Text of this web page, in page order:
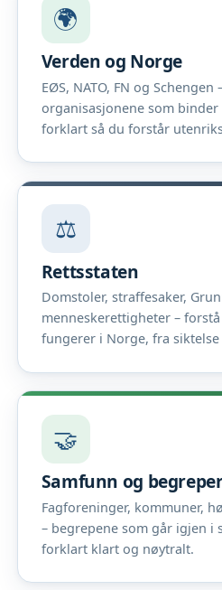
🌍
Verden og Norge
EØS, NATO, FN og Schengen
organisasjonene som
forklart så du forstår
⚖️
Rettsstaten
Domstoler, straffesaker,
menneskerettigheter –
fungerer i Norge, fra
🤝
Samfunn og
Fagforeninger, kommuner,
– begrepene som går igjen i
forklart klart og nøytralt.